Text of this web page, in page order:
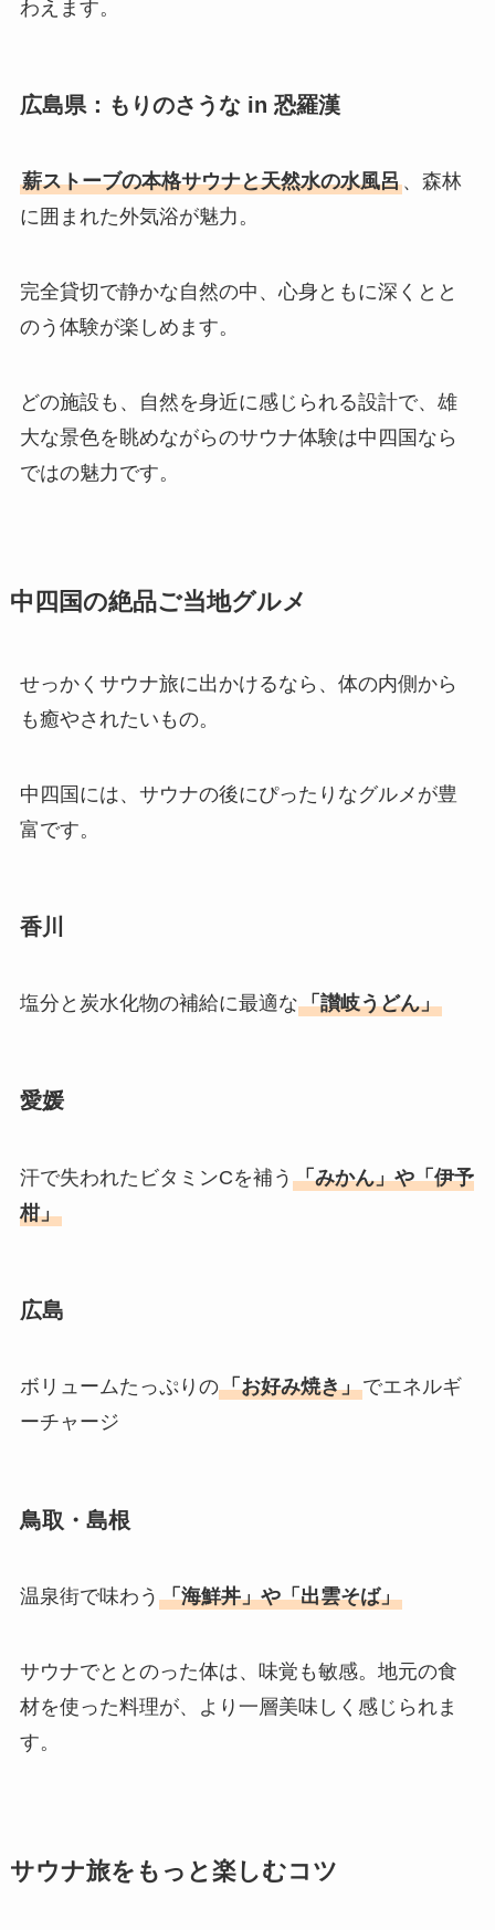
わえます。
広島県：もりのさうな in 恐羅漢
薪ストーブの本格サウナと天然水の水風呂、森林
に囲まれた外気浴が魅力。
完全貸切で静かな自然の中、心身ともに深くとと
のう体験が楽しめます。
どの施設も、自然を身近に感じられる設計で、雄
大な景色を眺めながらのサウナ体験は中四国なら
ではの魅力です。
中四国の絶品ご当地グルメ
せっかくサウナ旅に出かけるなら、体の内側から
も癒やされたいもの。
中四国には、サウナの後にぴったりなグルメが豊
富です。
香川
塩分と炭水化物の補給に最適な「讃岐うどん」
愛媛
汗で失われたビタミンCを補う 「みかん」や「伊予
柑」
広島
ボリュームたっぷりの「お好み焼き」でエネルギ
ーチャージ
鳥取・島根
温泉街で味わう 「海鮮丼」や「出雲そば」
サウナでととのった体は、味覚も敏感。地元の食
材を使った料理が、より一層美味しく感じられま
す。
サウナ旅をもっと楽しむコツ